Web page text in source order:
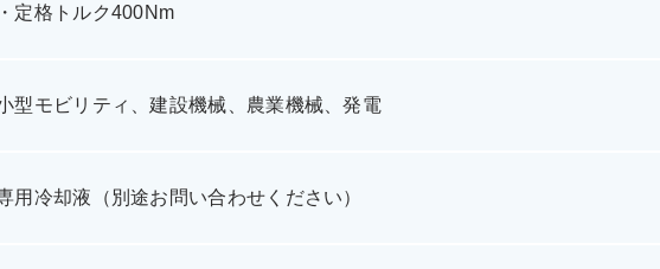
・定格トルク400Nm
型モビリティ、建設機械、農業機械、発電
用冷却液（別途お問い合わせください）